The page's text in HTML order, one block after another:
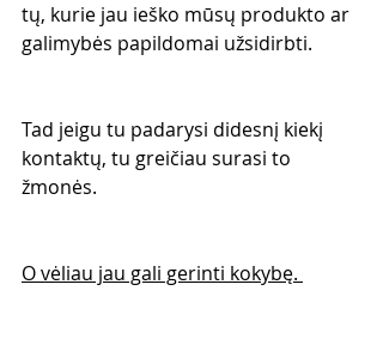
tų, kurie jau ieško mūsų produkto ar
galimybės papildomai užsidirbti.
Tad jeigu tu padarysi didesnį kiekį
kontaktų, tu greičiau surasi to
žmonės.
O vėliau jau gali gerinti kokybę.